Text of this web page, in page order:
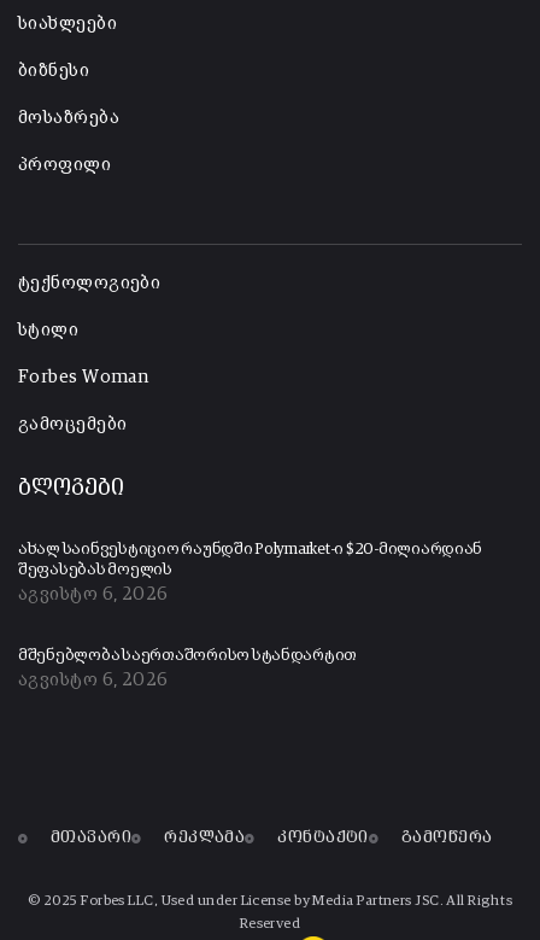
სიახლეები
ბიზნესი
მოსაზრება
პროფილი
ტექნოლოგიები
სტილი
Forbes Woman
გამოცემები
ბლოგები
ახალ საინვესტიციო რაუნდში Polymarket-ი $20-მილიარდიან
შეფასებას მოელის
აგვისტო 6, 2026
მშენებლობა საერთაშორისო სტანდარტით
აგვისტო 6, 2026
მთავარი რეკლამა კონტაქტი გამოწერა
© 2025 Forbes LLC, Used under License by Media Partners JSC. All Rights
Reserved